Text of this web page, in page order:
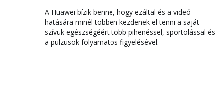
A Huawei bízik benne, hogy ezáltal és a videó
hatására minél többen kezdenek el tenni a saját
szívük egészségéért több pihenéssel, sportolással és
a pulzusok folyamatos figyelésével.